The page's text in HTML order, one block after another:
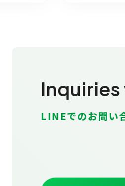
Inquiries
LINEでのお問い